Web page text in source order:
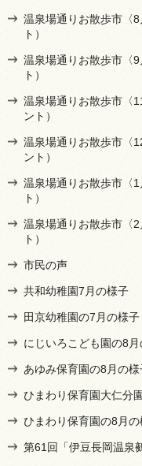
温泉場通りお散歩市〈
ト）
温泉場通りお散歩市〈
ト）
温泉場通りお散歩市〈
ント）
温泉場通りお散歩市〈
ント）
温泉場通りお散歩市〈
ト）
温泉場通りお散歩市〈
ト）
市民の声
共和幼稚園7月の様子
田京幼稚園の7月の様子
にじいろこども園の8
あゆみ保育園の8月の様
ひまわり保育園大仁分
ひまわり保育園の8月の
第61回「伊豆長岡温泉